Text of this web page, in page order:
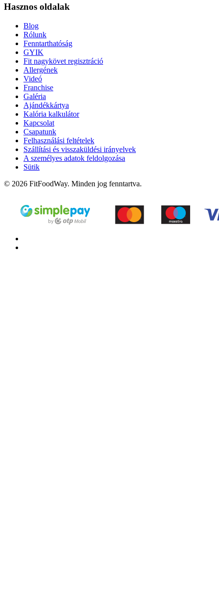
Hasznos oldalak
Blog
Rólunk
Fenntarthatóság
GYIK
Fit nagykövet regisztráció
Allergének
Videó
Franchise
Galéria
Ajándékkártya
Kalória kalkulátor
Kapcsolat
Csapatunk
Felhasználási feltételek
Szállítási és visszaküldési irányelvek
A személyes adatok feldolgozása
Sütik
© 2026 FitFoodWay. Minden jog fenntartva.